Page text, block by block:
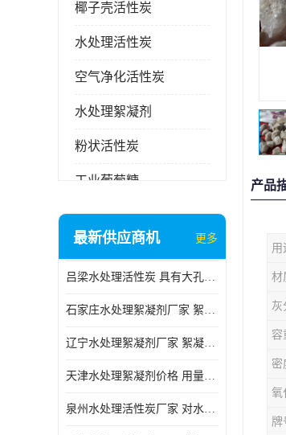
椰子壳活性炭
水处理活性炭
空气净化活性炭
水处理絮凝剂
粉状活性炭
工业葡萄糖
废气处理活性炭
块状活性炭
最新供应商机 更多
吕梁水处理活性炭 具有大孔结构 适用于多种水处理工艺和需求
石家庄水处理絮凝剂厂家 絮凝速度快 便于后续的沉淀和过滤处理
辽宁水处理絮凝剂厂家 絮凝效果好 使水质得到明显的改善
天津水处理絮凝剂价格 用量相对较少 便于后续的沉淀和过滤处理
泉州水处理活性炭厂家 对水中的微小颗粒有较好的去除效果
产品
用
材
灰
容
密
氧
牌